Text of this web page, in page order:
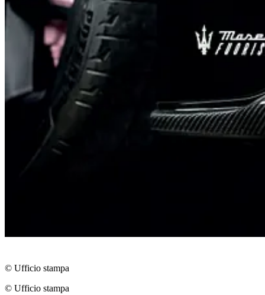
© Ufficio stampa
© Ufficio stampa